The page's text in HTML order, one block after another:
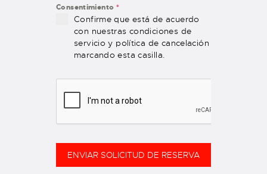
Consentimiento *
Confirme que está de acuerdo
con nuestras condiciones de
servicio y política de cancelación
marcando esta casilla.
ENVIAR SOLICITUD DE RESERVA